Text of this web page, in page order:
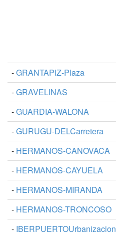
-GRANTAPIZ-Plaza
-GRAVELINAS
-GUARDIA-WALONA
-GURUGU-DELCarretera
- HERMANOS-CANOVACA
- HERMANOS-CAYUELA
- HERMANOS-MIRANDA
- HERMANOS-TRONCOSO
- IBERPUERTOUrbanizacion